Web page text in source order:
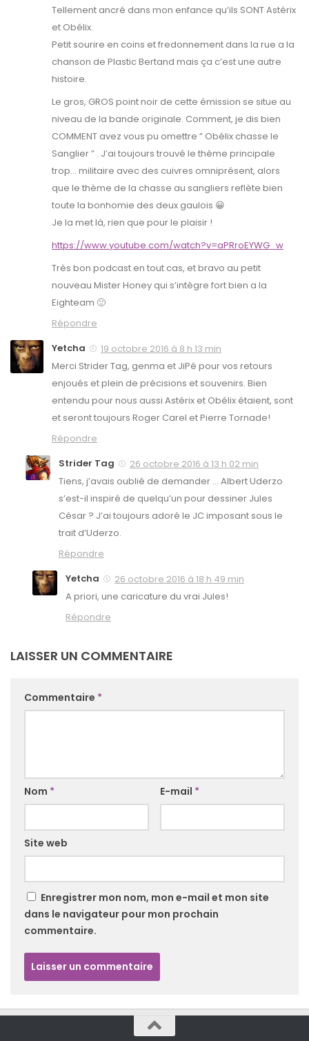
Tellement ancré dans mon enfance qu’ils SONT Astérix
et Obélix.
Petit sourire en coins et fredonnement dans la rue a la
chanson de Plastic Bertand mais ça c’est une autre
histoire.
Le gros, GROS point noir de cette émission se situe au
niveau de la bande originale. Comment, je dis bien
COMMENT avez vous pu omettre ” Obélix chasse le
Sanglier ” . J’ai toujours trouvé le thème principale
trop… militaire avec des cuivres omniprésent, alors
que le thème de la chasse au sangliers reflète bien
toute la bonhomie des deux gaulois 😀
Je la met là, rien que pour le plaisir !
https://www.youtube.com/watch?v=aPRroEYWG_w
Très bon podcast en tout cas, et bravo au petit
nouveau Mister Honey qui s’intègre fort bien a la
Eighteam 🙂
Répondre
Yetcha
19 octobre 2016 à 8 h 13 min
Merci Strider Tag, genma et JiPé pour vos retours
enjoués et plein de précisions et souvenirs. Bien
entendu pour nous aussi Astérix et Obélix étaient, sont
et seront toujours Roger Carel et Pierre Tornade!
Répondre
Strider Tag
26 octobre 2016 à 13 h 02 min
Tiens, j’avais oublié de demander … Albert Uderzo
s’est-il inspiré de quelqu’un pour dessiner Jules
César ? J’ai toujours adoré le JC imposant sous le
trait d’Uderzo.
Répondre
Yetcha
26 octobre 2016 à 18 h 49 min
A priori, une caricature du vrai Jules!
Répondre
LAISSER UN COMMENTAIRE
Commentaire *
Nom * E-mail *
Site web
Enregistrer mon nom, mon e-mail et mon site
dans le navigateur pour mon prochain
commentaire.